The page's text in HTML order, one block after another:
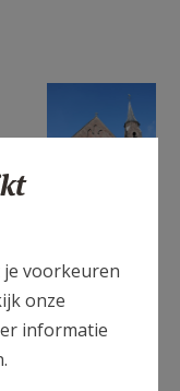
18
vieren
voorkeuren
onze
informatie